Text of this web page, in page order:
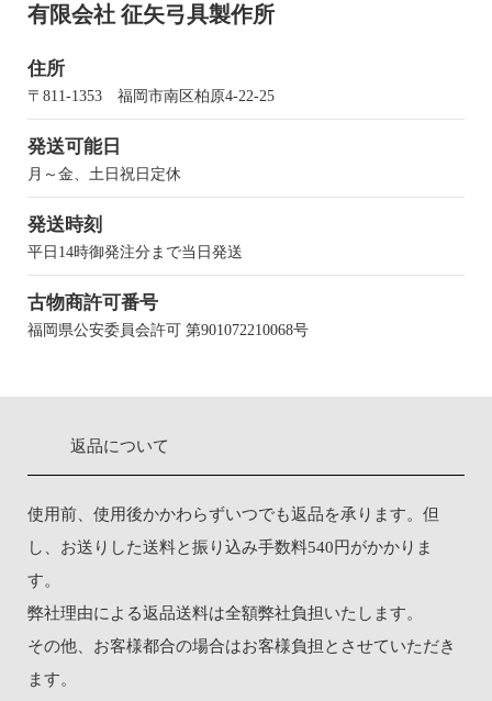
有限会社 征矢弓具製作所
住所
〒811-1353 福岡市南区柏原4-22-25
発送可能日
月～金、土日祝日定休
発送時刻
平日14時御発注分まで当日発送
古物商許可番号
福岡県公安委員会許可 第901072210068号
返品について
使用前、使用後かかわらずいつでも返品を承ります。但
し、お送りした送料と振り込み手数料540円がかかりま
す。
弊社理由による返品送料は全額弊社負担いたします。
その他、お客様都合の場合はお客様負担とさせていただき
ます。